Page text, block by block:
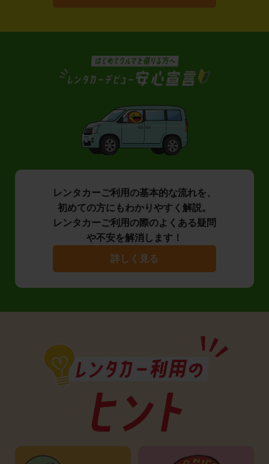
レンタカーご利用の基本的な流れを、
初めての方にもわかりやすく解説。
レンタカーご利用の際のよくある疑問
や不安を解消します！
詳しく見る